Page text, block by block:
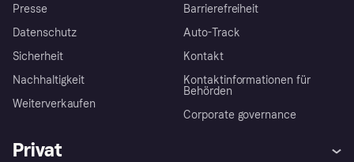
Presse
Datenschutz
Sicherheit
Nachhaltigkeit
Weiterverkaufen
Barrierefreiheit
Auto-Track
Kontakt
Kontaktinformationen für
Behörden
Corporate governance
Privat